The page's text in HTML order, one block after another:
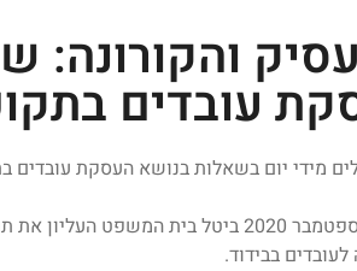
והקורונה:
עובדים
מידי יום בשאלות בנושא העסקת עובדים
1. עובד בבידוד: החל ב 30 בספטמבר 2020
בבידוד.